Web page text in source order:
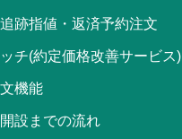
跡指値・返済予約注文
チ(約定価格改善サービス)
機能
設までの流れ